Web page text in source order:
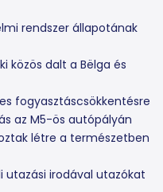
rendszer állapotának
közös dalt a Bëlga és
fogyasztáscsökkentésre
az M5-ös autópályán
létre a természetben
utazási irodával utazókat